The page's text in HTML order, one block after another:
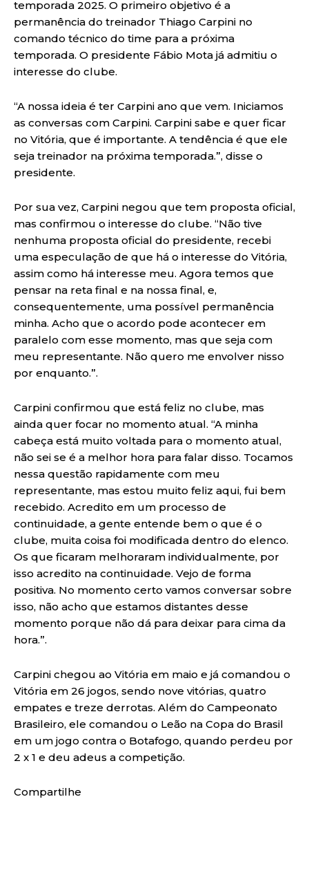
temporada 2025. O primeiro objetivo é a
permanência do treinador Thiago Carpini no
comando técnico do time para a próxima
temporada. O presidente Fábio Mota já admitiu o
interesse do clube.
“A nossa ideia é ter Carpini ano que vem. Iniciamos
as conversas com Carpini. Carpini sabe e quer ficar
no Vitória, que é importante. A tendência é que ele
seja treinador na próxima temporada.”, disse o
presidente.
Por sua vez, Carpini negou que tem proposta oficial,
mas confirmou o interesse do clube. “Não tive
nenhuma proposta oficial do presidente, recebi
uma especulação de que há o interesse do Vitória,
assim como há interesse meu. Agora temos que
pensar na reta final e na nossa final, e,
consequentemente, uma possível permanência
minha. Acho que o acordo pode acontecer em
paralelo com esse momento, mas que seja com
meu representante. Não quero me envolver nisso
por enquanto.”.
Carpini confirmou que está feliz no clube, mas
ainda quer focar no momento atual. “A minha
cabeça está muito voltada para o momento atual,
não sei se é a melhor hora para falar disso. Tocamos
nessa questão rapidamente com meu
representante, mas estou muito feliz aqui, fui bem
recebido. Acredito em um processo de
continuidade, a gente entende bem o que é o
clube, muita coisa foi modificada dentro do elenco.
Os que ficaram melhoraram individualmente, por
isso acredito na continuidade. Vejo de forma
positiva. No momento certo vamos conversar sobre
isso, não acho que estamos distantes desse
momento porque não dá para deixar para cima da
hora.”.
Carpini chegou ao Vitória em maio e já comandou o
Vitória em 26 jogos, sendo nove vitórias, quatro
empates e treze derrotas. Além do Campeonato
Brasileiro, ele comandou o Leão na Copa do Brasil
em um jogo contra o Botafogo, quando perdeu por
2 x 1 e deu adeus a competição.
Compartilhe